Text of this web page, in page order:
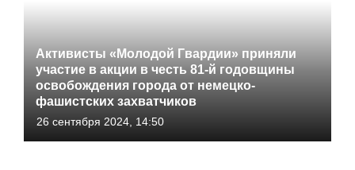
Активисты «Молодой Гвардии» приняли
участие в акции в честь 81-й годовщины
освобождения города от немецко-
фашистских захватчиков
26 сентября 2024, 14:50